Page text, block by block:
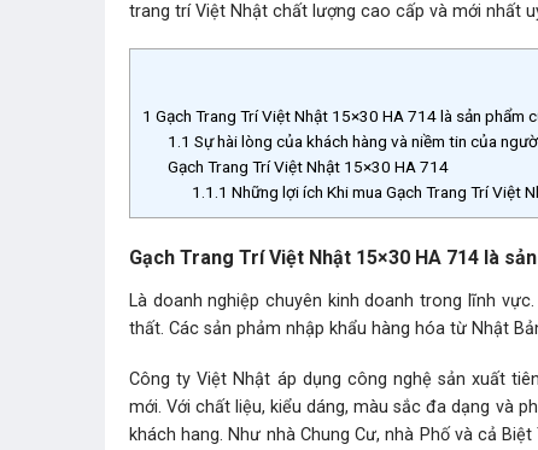
trang trí Việt Nhật chất lượng cao cấp và mới nhất
1 Gạch Trang Trí Việt Nhật 15×30 HA 714 là sản phẩm
1.1 Sự hài lòng của khách hàng và niềm tin của
Gạch Trang Trí Việt Nhật 15×30 HA 714
1.1.1 Những lợi ích Khi mua Gạch Trang Trí Việt
Gạch Trang Trí Việt Nhật 15×30 HA 714 là
Là doanh nghiệp chuyên kinh doanh trong lĩnh
thất. Các sản phảm nhập khẩu hàng hóa từ Nhật
Công ty Việt Nhật áp dụng công nghệ sản xuất
mới. Với chất liệu, kiểu dáng, màu sắc đa dạng và
khách hang. Như nhà Chung Cư, nhà Phố và cả